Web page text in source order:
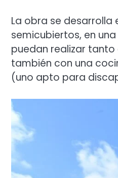
La obra se desarrolla
semicubiertos, en
puedan realizar
también con una
(uno apto para